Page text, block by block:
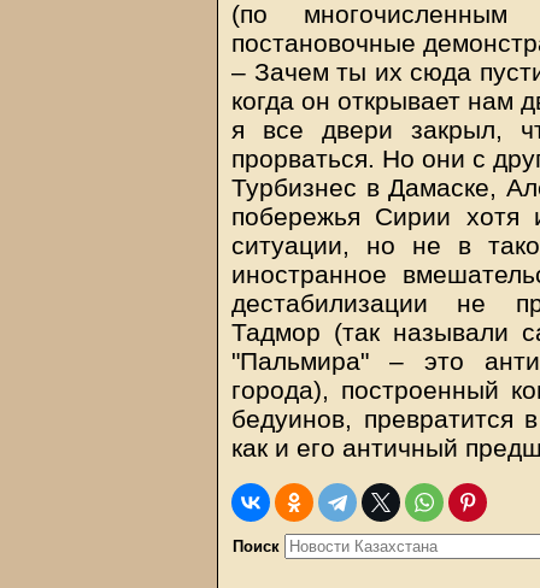
(по многочисленным
постановочные
– Зачем ты их сюда
когда он открывает нам
я все двери закрыл,
прорваться. Но они с
Турбизнес в Дамаске,
побережья Сирии хотя
ситуации, но не в
иностранное
дестабилизации не
Тадмор (так называли
"Пальмира" – это
города), построенный
бедуинов, превратится
как и его античный
Поиск